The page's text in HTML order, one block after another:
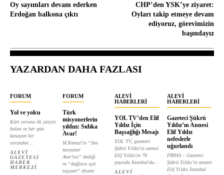
Oy sayımları devam ederken
Erdoğan balkona çıktı
CHP’den YSK’ye ziyaret:
Oyları takip etmeye devam
ediyoruz, görevimizin
başındayız
YAZARDAN DAHA FAZLASI
FORUM
Yol ve yolcu
Kürt sorunu iki yüzyılı
bulan ve her gün
kanayan bir
sorundur....
ALEVI
GAZETESI
HABER
MERKEZI
FORUM
Türk
misyonerlerin
yıldızı: Sıdıka
Avar!
M.Kemal’in “Sen
misyoner
Avar’sın” dediği
ve “dağlara ışık
taşıyan” efsane
ALEVI
HABERLERI
YOL TV’den Elif
Yıldız İçin
Başsağlığı Mesajı
YOL TV, gazeteci
Şükrü Yıldız'ın annesi
Elif Yıldız'ın 78
yaşında İstanbul'da...
ALEVI
ALEVI
HABERLERI
Gazeteci Şükrü
Yıldız’ın Annesi
Elif Yıldız
nefeslerle
uğurlandı
PİRHA – Gazeteci
Şükrü Yıldız’ın annesi
Elif Yıldız İstanbul